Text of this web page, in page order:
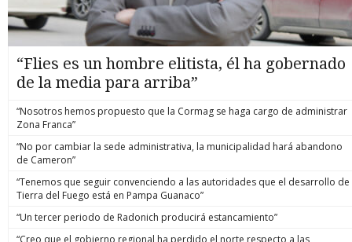
“Flies es un hombre elitista, él ha gobernado
de la media para arriba”
“Nosotros hemos propuesto que la Cormag se haga cargo de administrar
Zona Franca”
“No por cambiar la sede administrativa, la municipalidad hará abandono
de Cameron”
“Tenemos que seguir convenciendo a las autoridades que el desarrollo de
Tierra del Fuego está en Pampa Guanaco”
“Un tercer periodo de Radonich producirá estancamiento”
“Creo que el gobierno regional ha perdido el norte respecto a las